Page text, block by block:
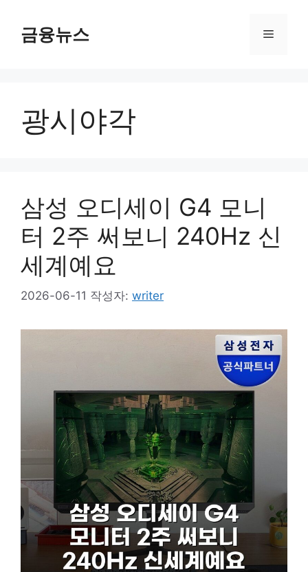
금융뉴스 메
광시야각
삼성 오디세이 G4 모니
터 2주 써보니 240Hz 신
세계예요
2026-06-11 작성자: writer